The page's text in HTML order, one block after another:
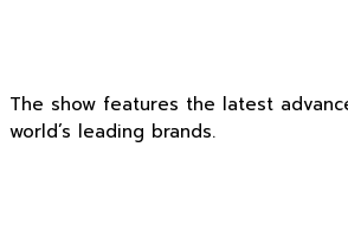
The show features the latest
world’s leading brands.